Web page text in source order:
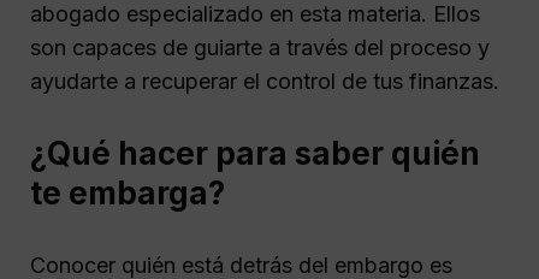
abogado especializado en esta materia. Ellos
son capaces de guiarte a través del proceso y
ayudarte a recuperar el control de tus finanzas.
¿Qué hacer para saber quién
te embarga?
Conocer quién está detrás del embargo es